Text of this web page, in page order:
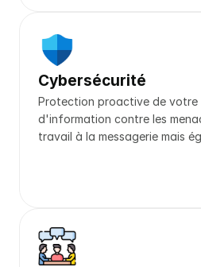
Cybersécurité
Protection proactive de votre
d'information contre les
travail à la messagerie mais